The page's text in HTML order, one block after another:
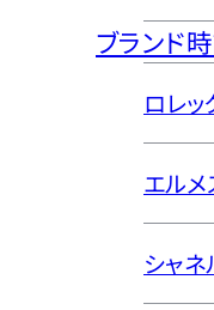
ブランド
ロレッ
エルメ
シャネ